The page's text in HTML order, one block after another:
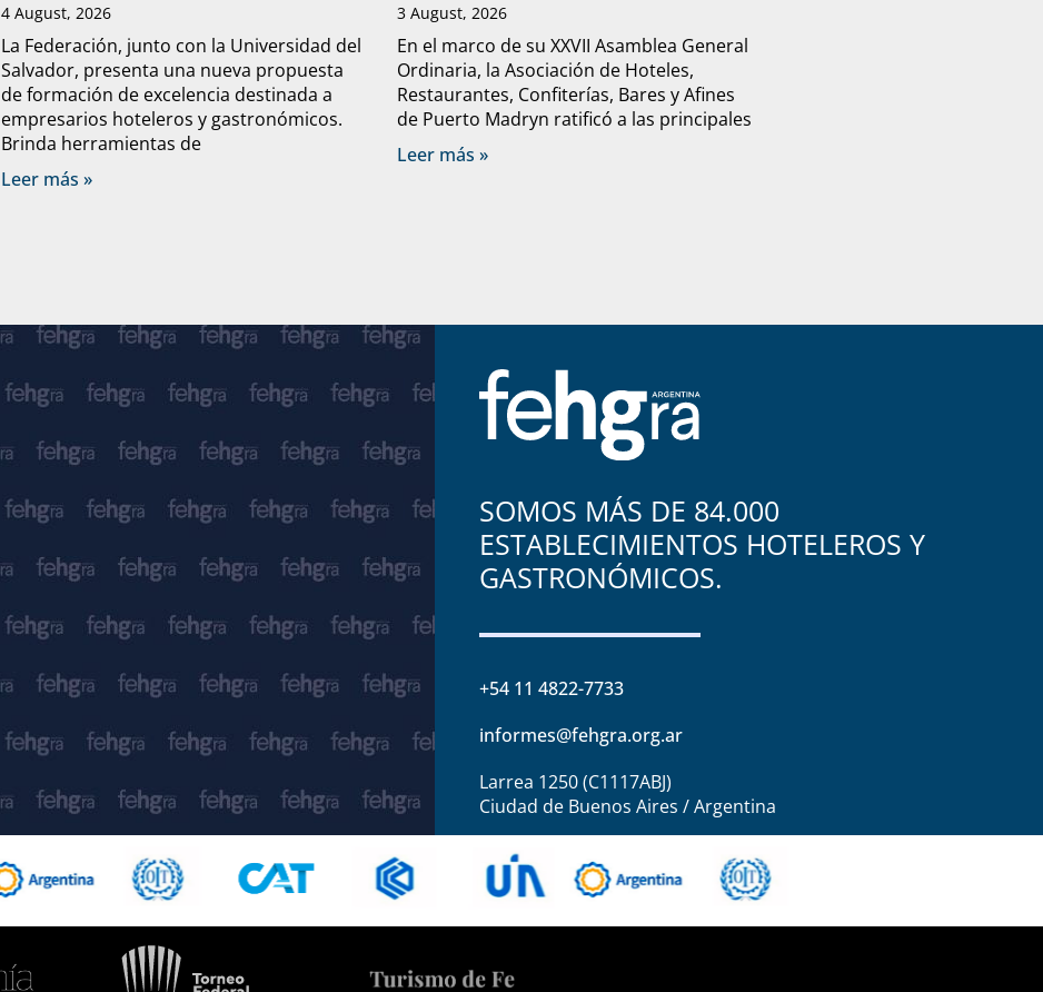
4 August, 2026
La Federación, junto con la Universidad del
Salvador, presenta una nueva propuesta
de formación de excelencia destinada a
empresarios hoteleros y gastronómicos.
Brinda herramientas de
Leer más »
3 August, 2026
En el marco de su XXVII Asamblea General
Ordinaria, la Asociación de Hoteles,
Restaurantes, Confiterías, Bares y Afines
de Puerto Madryn ratificó a las principales
Leer más »
SOMOS MÁS DE 84.000
ESTABLECIMIENTOS HOTELEROS Y
GASTRONÓMICOS.
+54 11 4822-7733
informes@fehgra.org.ar
Larrea 1250 (C1117ABJ)
Ciudad de Buenos Aires / Argentina